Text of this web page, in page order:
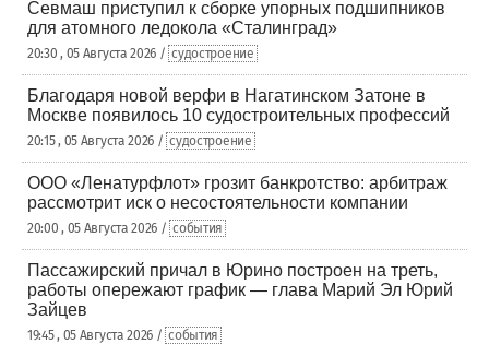
Севмаш приступил к сборке упорных подшипников
для атомного ледокола «Сталинград»
20:30 , 05 Августа 2026 / судостроение
Благодаря новой верфи в Нагатинском Затоне в
Москве появилось 10 судостроительных профессий
20:15 , 05 Августа 2026 / судостроение
ООО «Ленатурфлот» грозит банкротство: арбитраж
рассмотрит иск о несостоятельности компании
20:00 , 05 Августа 2026 / события
Пассажирский причал в Юрино построен на треть,
работы опережают график — глава Марий Эл Юрий
Зайцев
19:45 , 05 Августа 2026 / события